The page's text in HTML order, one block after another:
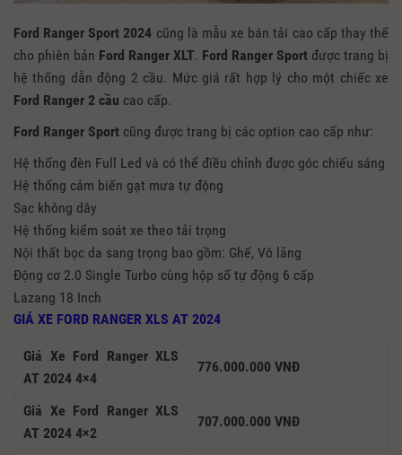
Ford Ranger Sport 2024 cũng là mẫu xe bán tải cao cấp thay thế
cho phiên bản Ford Ranger XLT. Ford Ranger Sport được trang bị
hệ thống dẫn động 2 cầu. Mức giá rất hợp lý cho một chiếc xe
Ford Ranger 2 cầu cao cấp.
Ford Ranger Sport cũng được trang bị các option cao cấp như:
Hệ thống đèn Full Led và có thể điều chỉnh được góc chiếu sáng
Hệ thống cảm biến gạt mưa tự động
Sạc không dây
Hệ thống kiểm soát xe theo tải trọng
Nội thất bọc da sang trọng bao gồm: Ghế, Vô lăng
Động cơ 2.0 Single Turbo cùng hộp số tự động 6 cấp
Lazang 18 Inch
GIÁ XE FORD RANGER XLS AT 2024
Giá Xe Ford Ranger XLS
AT 2024 4×4
776.000.000 VNĐ
Giá Xe Ford Ranger XLS
AT 2024 4×2
707.000.000 VNĐ